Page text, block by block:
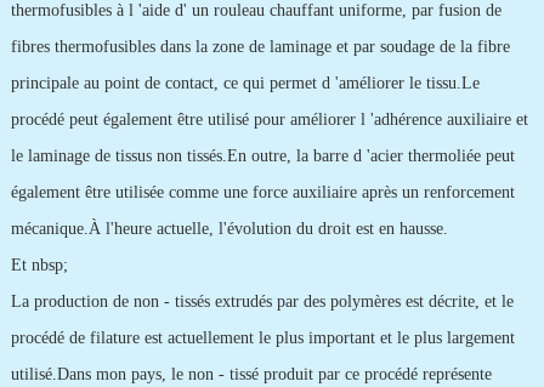
thermofusibles à l 'aide d' un rouleau chauffant uniforme, par fusion de
fibres thermofusibles dans la zone de laminage et par soudage de la fibre
principale au point de contact, ce qui permet d 'améliorer le tissu.Le
procédé peut également être utilisé pour améliorer l 'adhérence auxiliaire et
le laminage de tissus non tissés.En outre, la barre d 'acier thermoliée peut
également être utilisée comme une force auxiliaire après un renforcement
mécanique.À l'heure actuelle, l'évolution du droit est en hausse.
Et nbsp;
La production de non - tissés extrudés par des polymères est décrite, et le
procédé de filature est actuellement le plus important et le plus largement
utilisé.Dans mon pays, le non - tissé produit par ce procédé représente